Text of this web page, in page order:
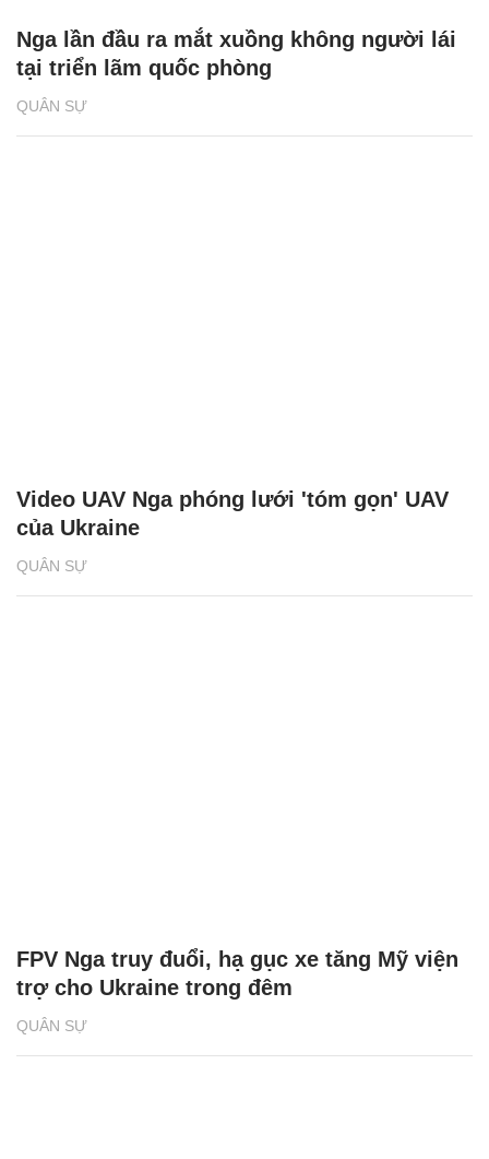
QUÂN SỰ
Nga lần đầu ra mắt xuồng không người lái
tại triển lãm quốc phòng
QUÂN SỰ
Video UAV Nga phóng lưới 'tóm gọn' UAV
của Ukraine
QUÂN SỰ
FPV Nga truy đuổi, hạ gục xe tăng Mỹ viện
trợ cho Ukraine trong đêm